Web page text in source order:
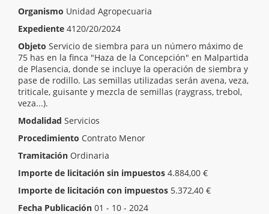
Organismo Unidad Agropecuaria
Expediente 4120/20/2024
Objeto Servicio de siembra para un número máximo de
75 has en la finca "Haza de la Concepción" en Malpartida
de Plasencia, donde se incluye la operación de siembra y
pase de rodillo. Las semillas utilizadas serán avena, veza,
triticale, guisante y mezcla de semillas (raygrass, trebol,
veza...).
Modalidad Servicios
Procedimiento Contrato Menor
Tramitación Ordinaria
Importe de licitación sin impuestos 4.884,00 €
Importe de licitación con impuestos 5.372,40 €
Fecha Publicación 01 - 10 - 2024